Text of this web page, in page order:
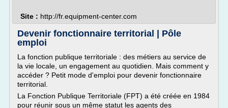
Site : http://fr.equipment-center.com
Devenir fonctionnaire territorial | Pôle
emploi
La fonction publique territoriale : des métiers au service de
la vie locale, un engagement au quotidien. Mais comment y
accéder ? Petit mode d'emploi pour devenir fonctionnaire
territorial.
La Fonction Publique Territoriale (FPT) a été créée en 1984
pour réunir sous un même statut les agents des